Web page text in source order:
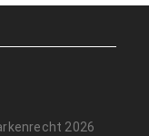
2026